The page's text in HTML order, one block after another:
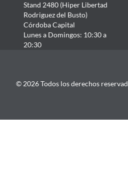
Stand 2480 (Hiper Libertad
Rodriguez del Busto)
Córdoba Capital
Lunes a Domingos: 10:30 a
20:30
© 2026 Todos los derechos